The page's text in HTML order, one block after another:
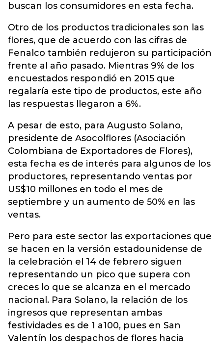
buscan los consumidores en esta fecha.
Otro de los productos tradicionales son las
flores, que de acuerdo con las cifras de
Fenalco también redujeron su participación
frente al año pasado. Mientras 9% de los
encuestados respondió en 2015 que
regalaría este tipo de productos, este año
las respuestas llegaron a 6%.
A pesar de esto, para Augusto Solano,
presidente de Asocolflores (Asociación
Colombiana de Exportadores de Flores),
esta fecha es de interés para algunos de los
productores, representando ventas por
US$10 millones en todo el mes de
septiembre y un aumento de 50% en las
ventas.
Pero para este sector las exportaciones que
se hacen en la versión estadounidense de
la celebración el 14 de febrero siguen
representando un pico que supera con
creces lo que se alcanza en el mercado
nacional. Para Solano, la relación de los
ingresos que representan ambas
festividades es de 1 a100, pues en San
Valentín los despachos de flores hacia